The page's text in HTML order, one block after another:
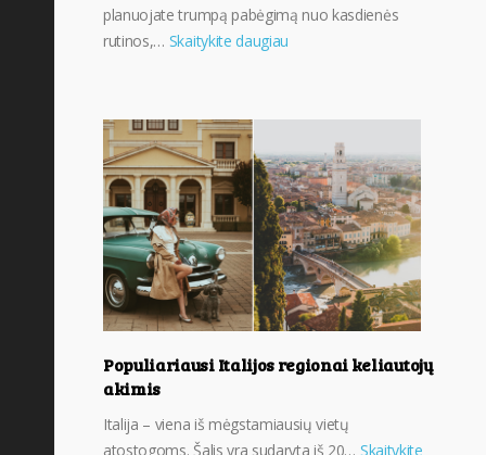
planuojate trumpą pabėgimą nuo kasdienės
rutinos,… Skaitykite daugiau
Populiariausi Italijos regionai keliautojų
akimis
Italija – viena iš mėgstamiausių vietų
atostogoms. Šalis yra sudaryta iš 20… Skaitykite